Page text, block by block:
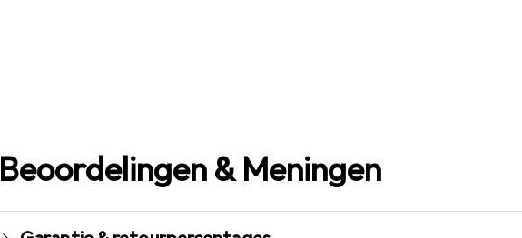
Beoordelingen & Meningen